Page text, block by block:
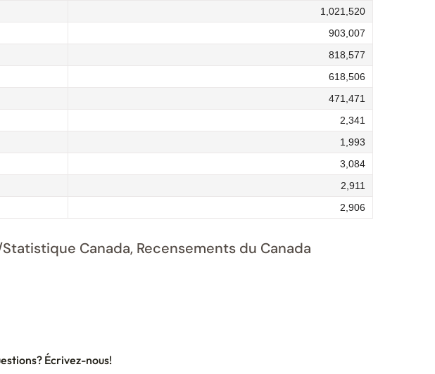
1,021,520
903,007
818,577
618,506
471,471
2,341
1,993
3,084
2,911
2,906
Canada, Recensements du Canada
Écrivez-nous!